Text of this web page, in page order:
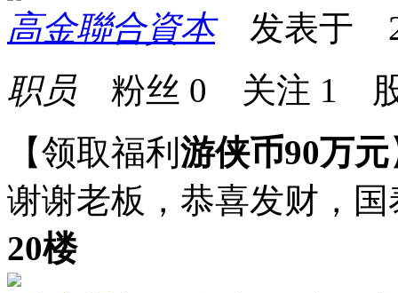
高金聯合資本发表于
职员 粉丝 0 关注 1
【领取福利 游侠币90万元
谢谢老板，恭喜发财，
20楼